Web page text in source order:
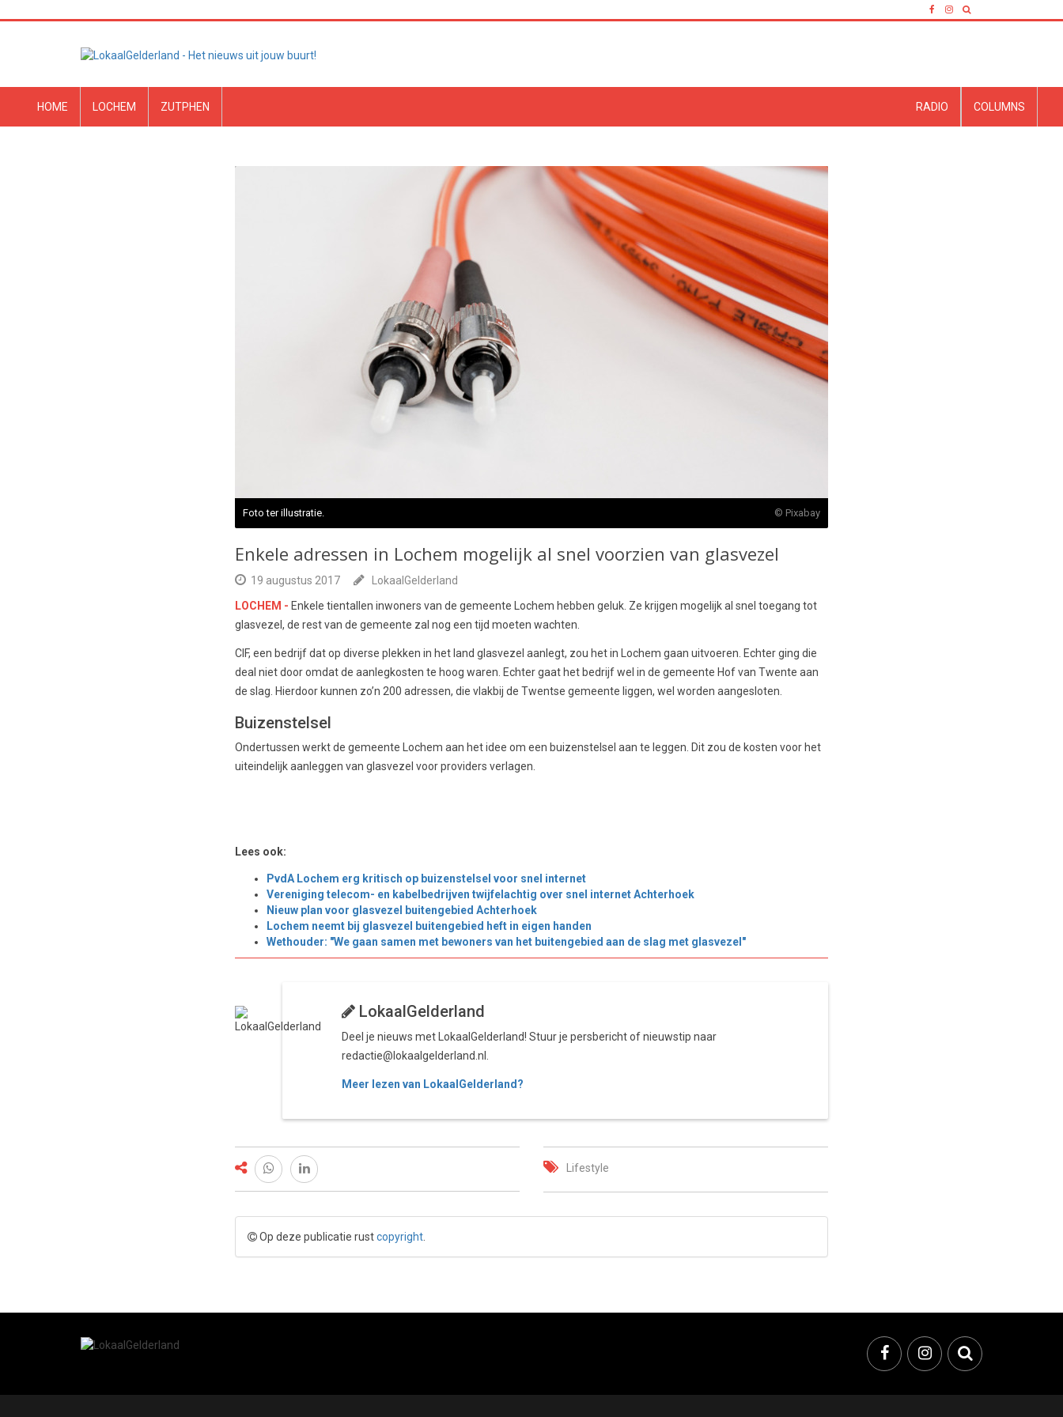
HOME LOCHEM ZUTPHEN COLUMNS
RADIO
Foto ter illustratie. © Pixabay
Enkele adressen in Lochem mogelijk al snel voorzien van glasvezel
19 augustus 2017
LokaalGelderland
LOCHEM - Enkele tientallen inwoners van de gemeente Lochem hebben geluk. Ze krijgen mogelijk al snel toegang tot
glasvezel, de rest van de gemeente zal nog een tijd moeten wachten.
CIF, een bedrijf dat op diverse plekken in het land glasvezel aanlegt, zou het in Lochem gaan uitvoeren. Echter ging die
deal niet door omdat de aanlegkosten te hoog waren. Echter gaat het bedrijf wel in de gemeente Hof van Twente aan
de slag. Hierdoor kunnen zo’n 200 adressen, die vlakbij de Twentse gemeente liggen, wel worden aangesloten.
Buizenstelsel
Ondertussen werkt de gemeente Lochem aan het idee om een buizenstelsel aan te leggen. Dit zou de kosten voor het
uiteindelijk aanleggen van glasvezel voor providers verlagen.
Lees ook:
PvdA Lochem erg kritisch op buizenstelsel voor snel internet
Vereniging telecom- en kabelbedrijven twijfelachtig over snel internet Achterhoek
Nieuw plan voor glasvezel buitengebied Achterhoek
Lochem neemt bij glasvezel buitengebied heft in eigen handen
Wethouder: "We gaan samen met bewoners van het buitengebied aan de slag met glasvezel"
LokaalGelderland
Deel je nieuws met LokaalGelderland! Stuur je persbericht of nieuwstip naar
redactie@lokaalgelderland.nl.
Meer lezen van LokaalGelderland?
Lifestyle
Op deze publicatie rustcopyright